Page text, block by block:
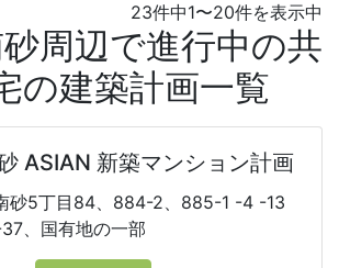
23件中1〜20件を表示中
周辺で進行中の共
の建築計画一覧
ASIAN 新築マンション計画
砂5丁目84、884-2、885-1 -4 -13
、国有地の一部